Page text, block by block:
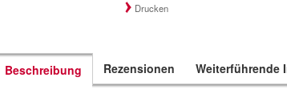
Drucken
Beschreibung Rezensionen Weiterführende